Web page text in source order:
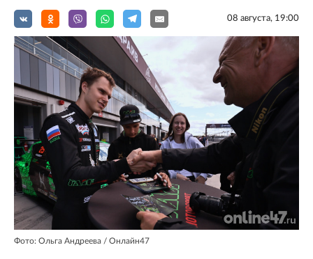
08 августа, 19:00
Фото: Ольга Андреева / Онлайн47